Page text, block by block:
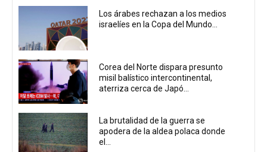
Los árabes rechazan a los medios
israelíes en la Copa del Mundo...
Corea del Norte dispara presunto
misil balístico intercontinental,
aterriza cerca de Japó...
La brutalidad de la guerra se
apodera de la aldea polaca donde
el...